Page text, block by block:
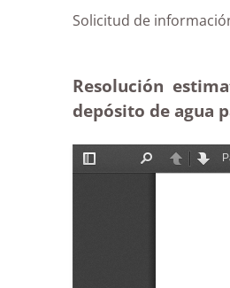
Solicitud de
Resolución
depósito de agua